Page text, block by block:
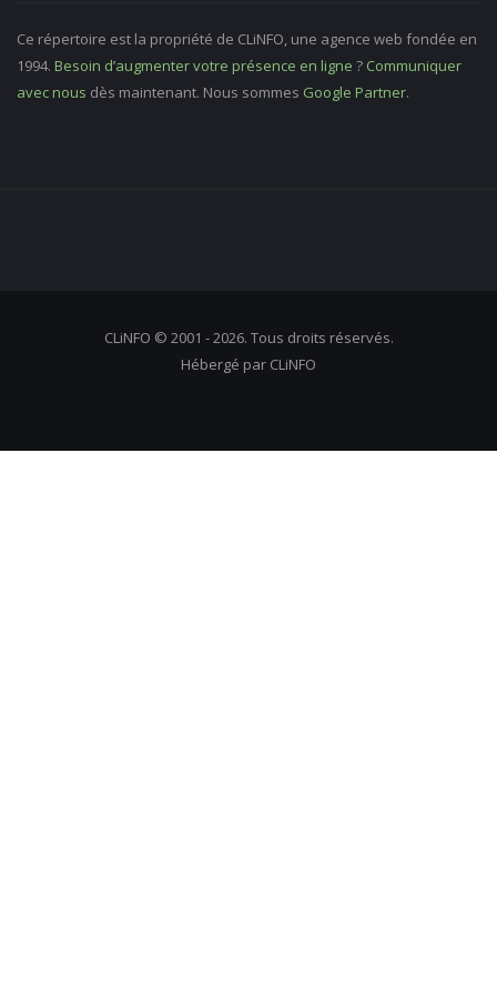
Ce répertoire est la propriété de CLiNFO, une agence web fondée en
1994. Besoin d’augmenter votre présence en ligne ? Communiquer
avec nous dès maintenant. Nous sommes Google Partner.
CLiNFO © 2001 - 2026. Tous droits réservés.
Hébergé par CLiNFO